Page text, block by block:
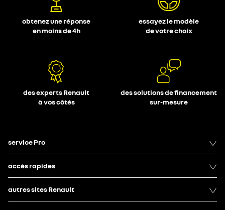
obtenez une réponse
en moins de 4h
essayez le modèle
de votre choix
des experts Renault
à vos côtés
des solutions de financement
sur-mesure
service Pro
accès rapides
autres sites Renault